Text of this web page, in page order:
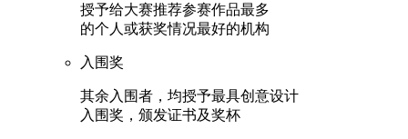
授予给大赛推荐参赛作品最多
的个人或获奖情况最好的机构
入围奖
其余入围者，均授予最具创意设计
入围奖，颁发证书及奖杯